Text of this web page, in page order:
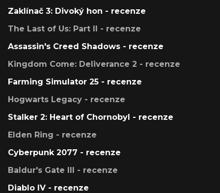
Zaklínač 3: Divoký hon - recenze
The Last of Us: Part II - recenze
Assassin's Creed Shadows - recenze
Kingdom Come: Deliverance 2 - recenze
Farming Simulator 25 - recenze
Hogwarts Legacy - recenze
Stalker 2: Heart of Chornobyl - recenze
Elden Ring - recenze
Cyberpunk 2077 - recenze
Baldur's Gate III - recenze
Diablo IV - recenze